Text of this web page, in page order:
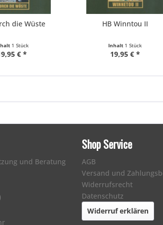
die Wüste
1 Stück
€ *
HB Winntou II
Inhalt 1 Stück
19,95 € *
und Beratung
Shop Service
AGB
Versand und
Widerrufsrecht
Datenschutz
Widerruf erklären